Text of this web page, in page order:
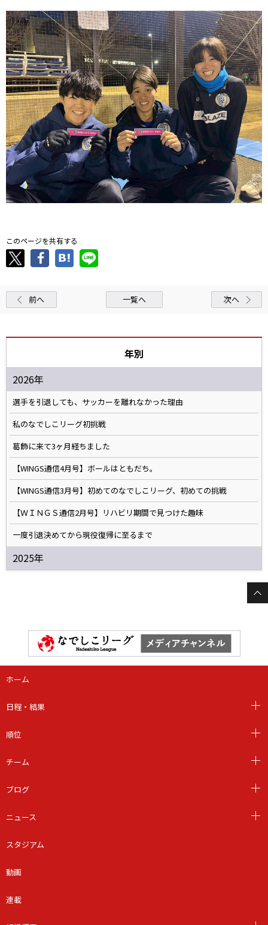
このページを共有する
前へ 一覧へ 次へ
年別
2026年
選手を引退しても、サッカーを離れなかった理由
私のなでしこリーグ初挑戦
葛飾に来て3ヶ月経ちました
【WINGS通信4月号】ボールはともだち。
【WINGS通信3月号】初めてのなでしこリーグ、初めての挑戦
【ＷＩＮＧＳ通信2月号】リハビリ期間で見つけた趣味
一度引退決めてから現役復帰に至るまで
2025年
ホーム
日程・結果
順位
チーム
ブログ
ニュース
スタジアム
動画
連載